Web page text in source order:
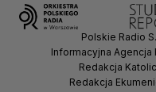
Polskie Radio
Informacyjna Agencja
Redakcja
Redakcja